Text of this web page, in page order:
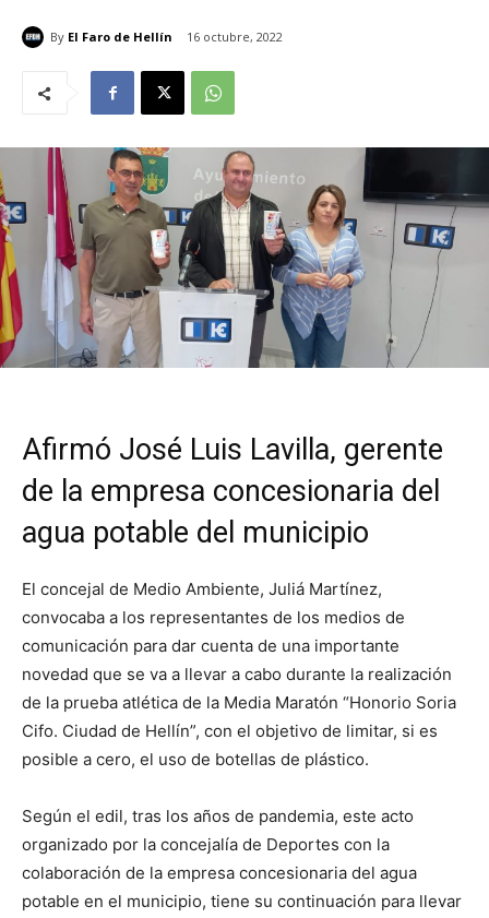
By El Faro de Hellín 16 octubre, 2022
Afirmó José Luis Lavilla, gerente
de la empresa concesionaria del
agua potable del municipio
El concejal de Medio Ambiente, Juliá Martínez,
convocaba a los representantes de los medios de
comunicación para dar cuenta de una importante
novedad que se va a llevar a cabo durante la realización
de la prueba atlética de la Media Maratón “Honorio Soria
Cifo. Ciudad de Hellín”, con el objetivo de limitar, si es
posible a cero, el uso de botellas de plástico.
Según el edil, tras los años de pandemia, este acto
organizado por la concejalía de Deportes con la
colaboración de la empresa concesionaria del agua
potable en el municipio, tiene su continuación para llevar